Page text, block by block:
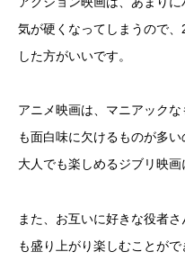
気が硬くなってしまうので
した方がいいです。
アニメ映画は、マニアック
も面白味に欠けるものが多
大人でも楽しめるジブリ映画
また、お互いに好きな役者
も盛り上がり楽しむことがで